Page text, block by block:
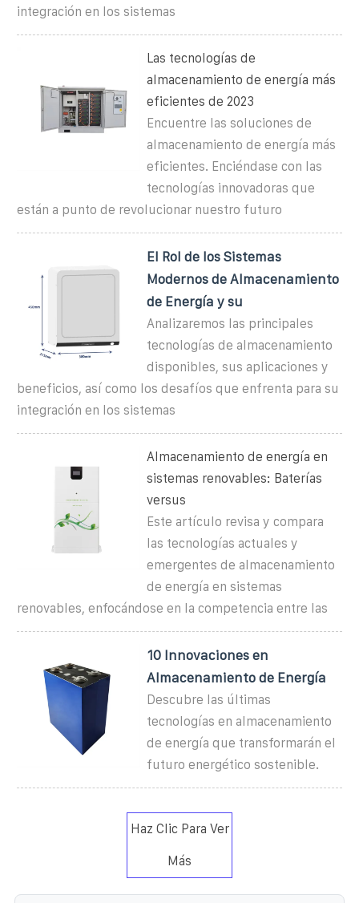
integración en los sistemas
Las tecnologías de
almacenamiento de energía más
eficientes de 2023
Encuentre las soluciones de
almacenamiento de energía más
eficientes. Enciéndase con las
tecnologías innovadoras que
están a punto de revolucionar nuestro futuro
El Rol de los Sistemas
Modernos de Almacenamiento
de Energía y su
Analizaremos las principales
tecnologías de almacenamiento
disponibles, sus aplicaciones y
beneficios, así como los desafíos que enfrenta para su
integración en los sistemas
Almacenamiento de energía en
sistemas renovables: Baterías
versus
Este artículo revisa y compara
las tecnologías actuales y
emergentes de almacenamiento
de energía en sistemas
renovables, enfocándose en la competencia entre las
10 Innovaciones en
Almacenamiento de Energía
Descubre las últimas
tecnologías en almacenamiento
de energía que transformarán el
futuro energético sostenible.
Haz Clic Para Ver
Más